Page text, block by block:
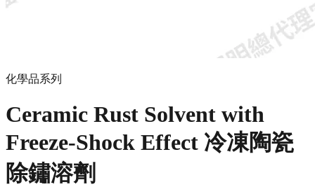
化學品系列
Ceramic Rust Solvent with
Freeze-Shock Effect 冷凍陶瓷
除鏽溶劑